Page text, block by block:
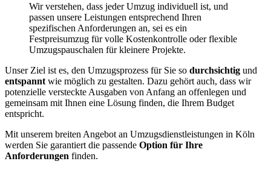
Wir verstehen, dass jeder Umzug individuell ist, und
passen unsere Leistungen entsprechend Ihren
spezifischen Anforderungen an, sei es ein
Festpreisumzug für volle Kostenkontrolle oder flexible
Umzugspauschalen für kleinere Projekte.
Unser Ziel ist es, den Umzugsprozess für Sie so durchsichtig und
entspannt wie möglich zu gestalten. Dazu gehört auch, dass wir
potenzielle versteckte Ausgaben von Anfang an offenlegen und
gemeinsam mit Ihnen eine Lösung finden, die Ihrem Budget
entspricht.
Mit unserem breiten Angebot an Umzugsdienstleistungen in Köln
werden Sie garantiert die passende Option für Ihre
Anforderungen finden.